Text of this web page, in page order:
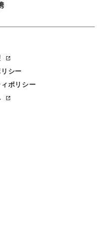
シー
ポリシー